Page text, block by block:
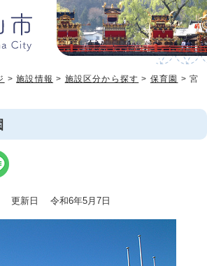
>施設情報 > 施設区分から探す > 保育園 > 宮
更新日 令和6年5月7日